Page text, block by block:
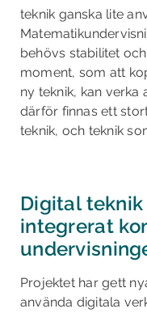
teknik ganska lite
behövs stabilitet
moment, som att
ny teknik, kan verka
därför finnas ett
teknik, och teknik
Digital
integrerat
Projektet har gett
använda digitala